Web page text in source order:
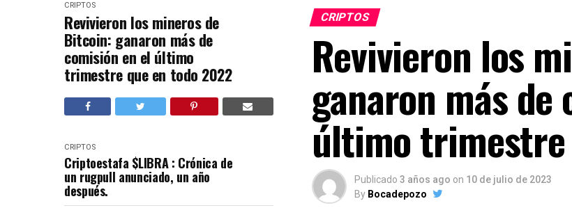
CRIPTOS
Revivieron los mineros de
Bitcoin: ganaron más de
comisión en el último
trimestre que en todo 2022
CRIPTOS
Criptoestafa $LIBRA : Crónica de
un rugpull anunciado, un año
después.
CRIPTOS
Revivieron los
ganaron más
último trimestre
Publicado 3 años ago on 10 de julio de 2023
By Bocadepozo